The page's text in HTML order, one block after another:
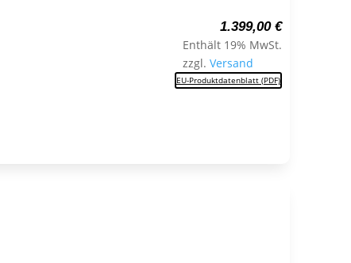
1.399,00 €
Enthält 19% MwSt.
zzgl. Versand
EU-Produktdatenblatt (PDF)